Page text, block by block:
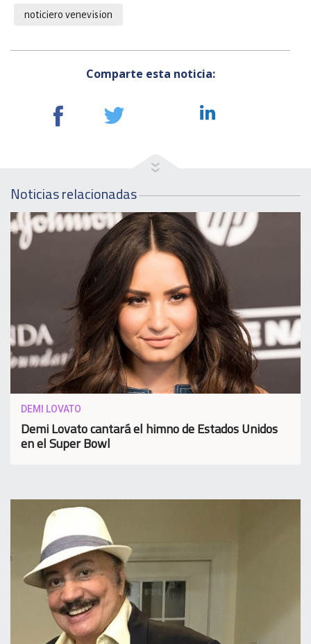
noticiero venevision
Comparte esta noticia:
Noticias relacionadas
DEMI LOVATO
Demi Lovato cantará el himno de Estados Unidos
en el Super Bowl